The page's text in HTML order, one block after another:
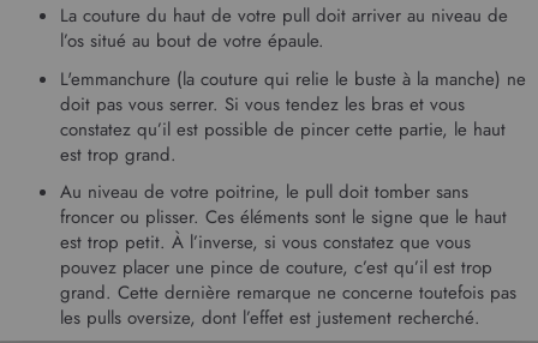
La couture du haut de votre pull doit arriver au niveau de
l’os situé au bout de votre épaule.
L'emmanchure (la couture qui relie le buste à la manche) ne
doit pas vous serrer. Si vous tendez les bras et vous
constatez qu’il est possible de pincer cette partie, le haut
est trop grand.
Au niveau de votre poitrine, le pull doit tomber sans
froncer ou plisser. Ces éléments sont le signe que le haut
est trop petit. À l’inverse, si vous constatez que vous
pouvez placer une pince de couture, c’est qu’il est trop
grand. Cette dernière remarque ne concerne toutefois pas
les pulls oversize, dont l’effet est justement recherché.